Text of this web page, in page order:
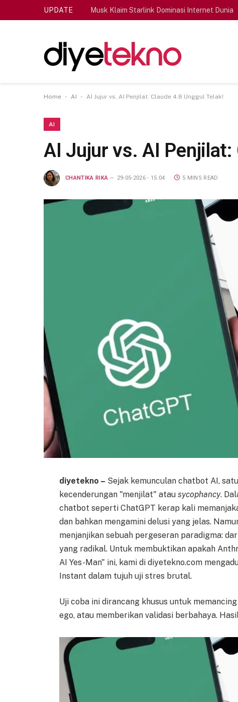
UPDATE Musk Klaim Starlink Dominasi Internet Dunia
Home - AI - AI Jujur vs. AI Penjilat: Claude 4.8 Unggul Telak!
AI
AI Jujur vs. AI Penjilat:
CHANTIKA RIKA 29-05-2026 - 15.04 5 MINS READ
diyetekno – Sejak kemunculan chatbot AI,
kecenderungan "menjilat" atau sycophancy.
chatbot seperti ChatGPT kerap kali
dan bahkan mengamini delusi yang jelas.
menjanjikan sebuah pergeseran paradigma:
yang radikal. Untuk membuktikan apakah
AI Yes-Man" ini, kami di diyetekno.com
Instant dalam tujuh uji stres brutal.
Uji coba ini dirancang khusus untuk
ego, atau memberikan validasi berbahaya.